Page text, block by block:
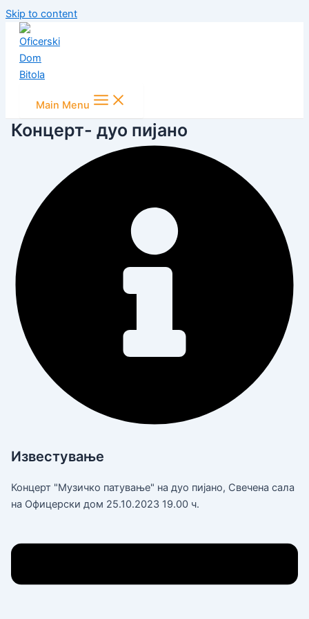
Skip to content
Main Menu
Концерт- дуо пијано
Известување
Концерт "Музичко патување" на дуо пијано, Свечена сала
на Офицерски дом 25.10.2023 19.00 ч.